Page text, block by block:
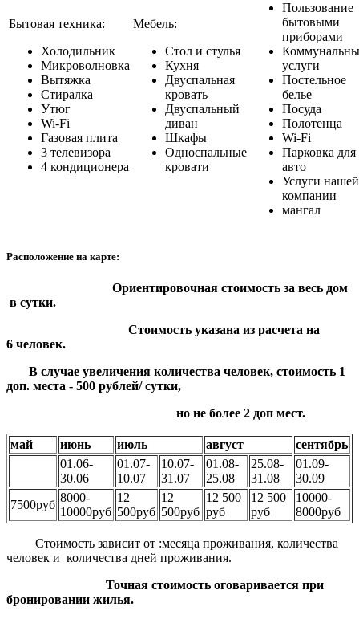
Бытовая техника:
Холодильник
Микроволновка
Вытяжка
Стиралка
Утюг
Wi-Fi
Газовая плита
3 телевизора
4 кондиционера
Мебель:
Стол и стулья
Кухня
Двуспальная
кровать
Двуспальный
диван
Шкафы
Односпальные
кровати
Пользование
бытовыми
приборами
услуги
Постельное
белье
Посуда
Полотенца
Wi-Fi
Парковка для
авто
Услуги нашей
компании
мангал
Расположение на карте:
Ориентировочная стоимость за весь дом
в сутки.
Стоимость указана из расчета на
6 человек.
В случае увеличения количества человек, стоимость 1
доп. места - 500 рублей/ сутки,
но не более 2 доп мест.
май июнь июль август
сентябрь
01.06-
30.06
01.07-
10.07
10.07-
31.07
01.08-
25.08
25.08-
31.08
01.09-
30.09
7500руб
8000-
10000руб
12
500руб
12
500руб
12 500
руб
12 500
руб
10000-
8000руб
Стоимость зависит от :месяца проживания, количества
человек и количества дней проживания.
Точная стоимость оговаривается при
бронировании жилья.